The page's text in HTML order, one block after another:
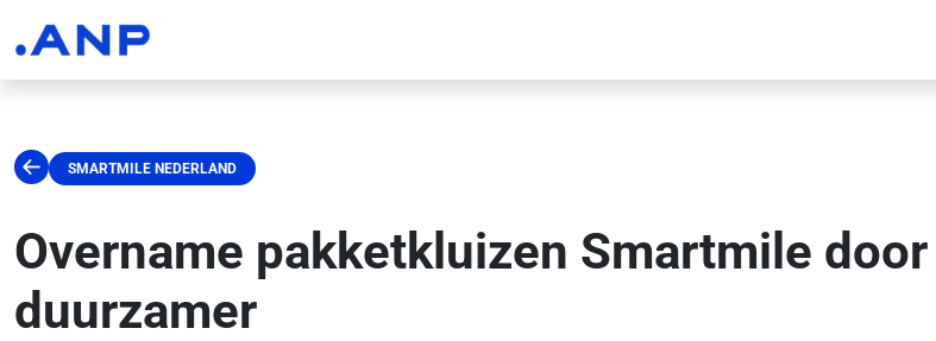
SMARTMILE NEDERLAND
Overname pakketkluizen Smartmile
duurzamer